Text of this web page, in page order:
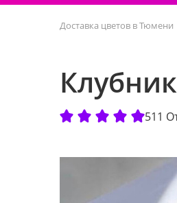
Доставка цветов в Тюмени
511